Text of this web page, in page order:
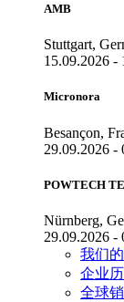
AMB
Stuttgart,
15.09.2026 -
Micronora
Besançon,
29.09.2026 -
POWTECH
Nürnberg,
29.09.2026 -
我们
企业
全球